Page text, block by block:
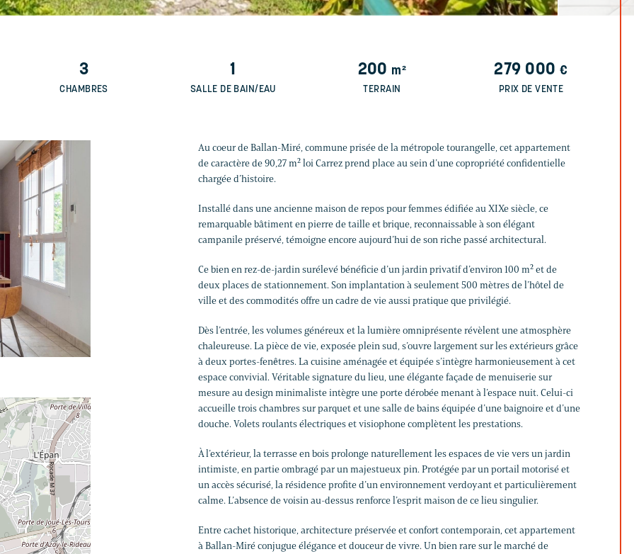
3
CHAMBRES
1
SALLE DE BAIN/EAU
200 m²
TERRAIN
279 000€
PRIX DE VENTE
Au coeur de Ballan-Miré, commune prisée de la métropole tourangelle, cet appartement
de caractère de 90,27 m² loi Carrez prend place au sein d’une copropriété confidentielle
chargée d’histoire.
Installé dans une ancienne maison de repos pour femmes édifiée au XIXe siècle, ce
remarquable bâtiment en pierre de taille et brique, reconnaissable à son élégant
campanile préservé, témoigne encore aujourd’hui de son riche passé architectural.
Ce bien en rez-de-jardin surélevé bénéficie d’un jardin privatif d’environ 100 m² et de
deux places de stationnement. Son implantation à seulement 500 mètres de l’hôtel de
ville et des commodités offre un cadre de vie aussi pratique que privilégié.
Dès l’entrée, les volumes généreux et la lumière omniprésente révèlent une atmosphère
chaleureuse. La pièce de vie, exposée plein sud, s’ouvre largement sur les extérieurs grâce
à deux portes-fenêtres. La cuisine aménagée et équipée s’intègre harmonieusement à cet
espace convivial. Véritable signature du lieu, une élégante façade de menuiserie sur
mesure au design minimaliste intègre une porte dérobée menant à l’espace nuit. Celui-ci
accueille trois chambres sur parquet et une salle de bains équipée d’une baignoire et d’une
douche. Volets roulants électriques et visiophone complètent les prestations.
À l’extérieur, la terrasse en bois prolonge naturellement les espaces de vie vers un jardin
intimiste, en partie ombragé par un majestueux pin. Protégée par un portail motorisé et
un accès sécurisé, la résidence profite d’un environnement verdoyant et particulièrement
calme. L’absence de voisin au-dessus renforce l’esprit maison de ce lieu singulier.
Entre cachet historique, architecture préservée et confort contemporain, cet appartement
à Ballan-Miré conjugue élégance et douceur de vivre. Un bien rare sur le marché de